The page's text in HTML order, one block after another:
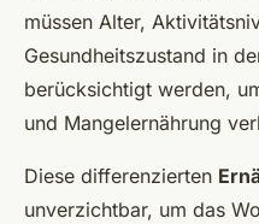
müssen Alter,
Gesundheitszustand in
berücksichtigt werden,
und Mangelernährung
Diese differenzierten
unverzichtbar, um das